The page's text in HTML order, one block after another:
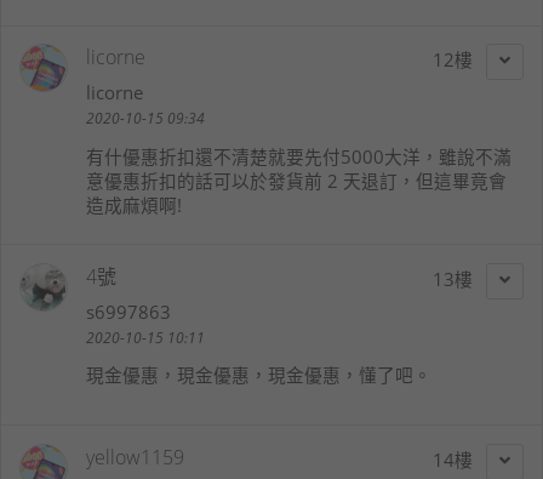
12
licorne
licorne
2020-10-15 09:34
有什優惠折扣還不清楚就要先付5000大洋，雖說不滿
意優惠折扣的話可以於發貨前 2 天退訂，但這畢竟會
造成麻煩啊!
13
4號
s6997863
2020-10-15 10:11
現金優惠，現金優惠，現金優惠，懂了吧。
14
yellow1159